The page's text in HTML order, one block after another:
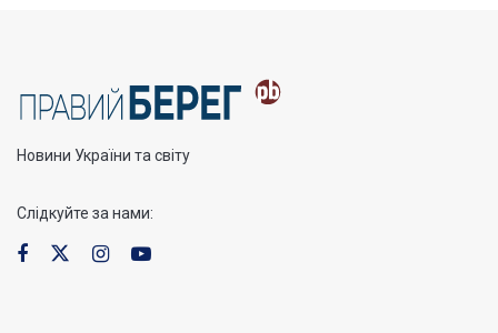
Новини України та світу
Слідкуйте за нами: